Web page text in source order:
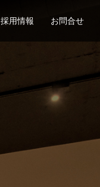
採用情報 お問合せ